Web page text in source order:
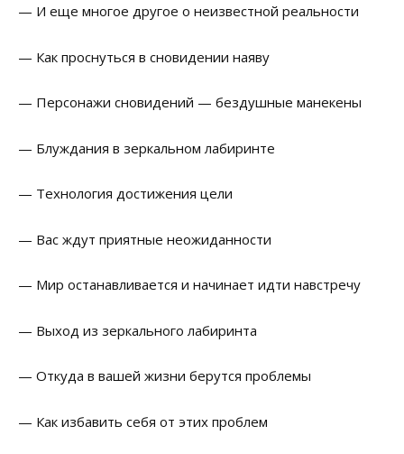
— И еще многое другое о неизвестной реальности
— Как проснуться в сновидении наяву
— Персонажи сновидений — бездушные манекены
— Блуждания в зеркальном лабиринте
— Технология достижения цели
— Вас ждут приятные неожиданности
— Мир останавливается и начинает идти навстречу
— Выход из зеркального лабиринта
— Откуда в вашей жизни берутся проблемы
— Как избавить себя от этих проблем